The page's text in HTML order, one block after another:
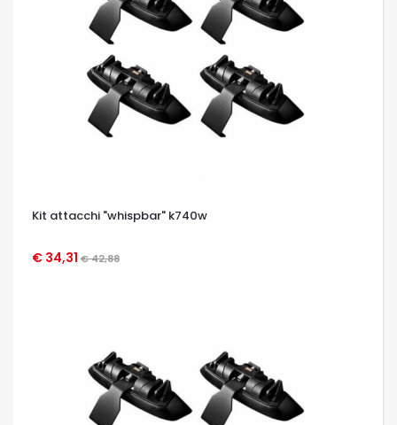
Kit attacchi "whispbar" k740w
€ 34,31 € 42,88
OCCHIATA VELOCE